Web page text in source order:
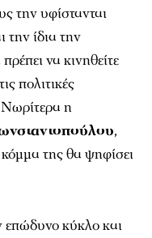
την υφίστανται
την ίδια την
να κινηθείτε
πολιτικές
Νωρίτερα η
,
κόμμα της θα ψηφίσει
επώδυνο κύκλο και